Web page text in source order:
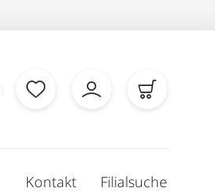
Kontakt Filialsuche